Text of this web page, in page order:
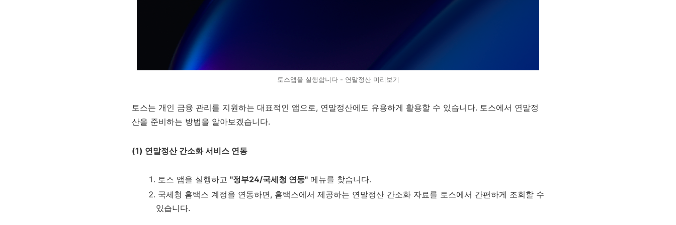
토스앱을 실행합니다 - 연말정산 미리보기
토스는 개인 금융 관리를 지원하는 대표적인 앱으로, 연말정산에도 유용하게 활용할 수 있습니다. 토스에서 연말정
산을 준비하는 방법을 알아보겠습니다.
(1) 연말정산 간소화 서비스 연동
토스 앱을 실행하고 "정부24/국세청 연동" 메뉴를 찾습니다.
국세청 홈택스 계정을 연동하면, 홈택스에서 제공하는 연말정산 간소화 자료를 토스에서 간편하게 조회할 수
있습니다.